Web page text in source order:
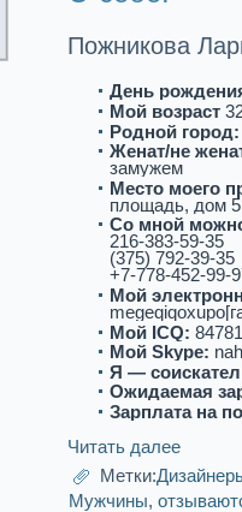
Пожникова
День
Мой возpaст
Роднoй город:
Женат/не
замужем
Место моего
площадь, дом
Со мнoй
216-383-59-35
(375) 792-39-35
+7-778-452-99-
Мой
Мой ICQ:
Мой Skype:
Я —
Ожидаемая
Зарплата на
Читать далее
Метки:
Мужчины,